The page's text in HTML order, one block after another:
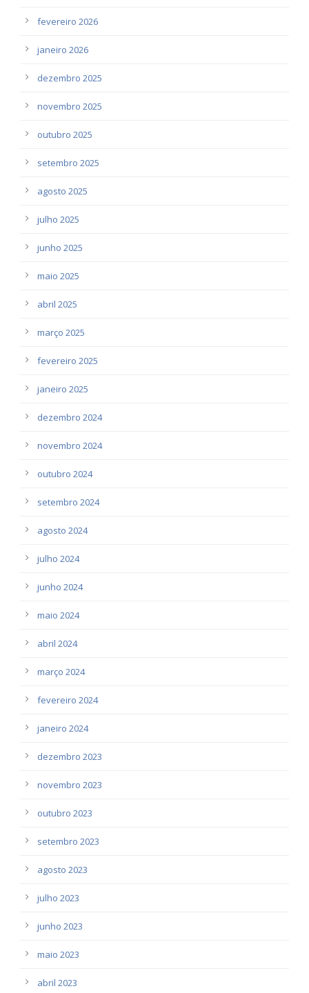
fevereiro 2026
janeiro 2026
dezembro 2025
novembro 2025
outubro 2025
setembro 2025
agosto 2025
julho 2025
junho 2025
maio 2025
abril 2025
março 2025
fevereiro 2025
janeiro 2025
dezembro 2024
novembro 2024
outubro 2024
setembro 2024
agosto 2024
julho 2024
junho 2024
maio 2024
abril 2024
março 2024
fevereiro 2024
janeiro 2024
dezembro 2023
novembro 2023
outubro 2023
setembro 2023
agosto 2023
julho 2023
junho 2023
maio 2023
abril 2023